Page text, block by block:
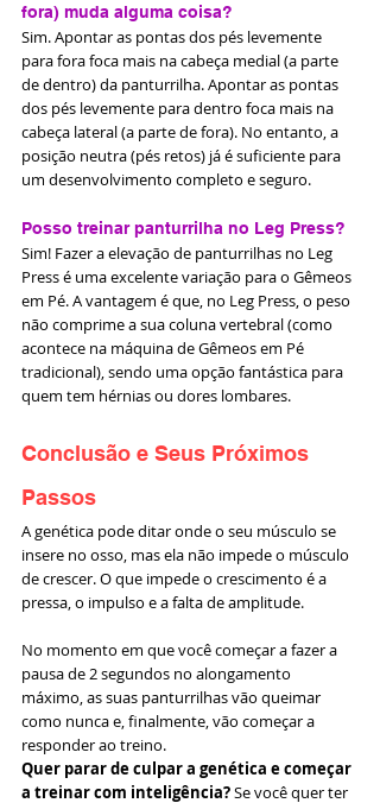
fora) muda alguma coisa?
Sim. Apontar as pontas dos pés levemente
para fora foca mais na cabeça medial (a parte
de dentro) da panturrilha. Apontar as pontas
dos pés levemente para dentro foca mais na
cabeça lateral (a parte de fora). No entanto, a
posição neutra (pés retos) já é suficiente para
um desenvolvimento completo e seguro.
Posso treinar panturrilha no Leg Press?
Sim! Fazer a elevação de panturrilhas no Leg
Press é uma excelente variação para o Gêmeos
em Pé. A vantagem é que, no Leg Press, o peso
não comprime a sua coluna vertebral (como
acontece na máquina de Gêmeos em Pé
tradicional), sendo uma opção fantástica para
quem tem hérnias ou dores lombares.
Conclusão e Seus Próximos
Passos
A genética pode ditar onde o seu músculo se
insere no osso, mas ela não impede o músculo
de crescer. O que impede o crescimento é a
pressa, o impulso e a falta de amplitude.
No momento em que você começar a fazer a
pausa de 2 segundos no alongamento
máximo, as suas panturrilhas vão queimar
como nunca e, finalmente, vão começar a
responder ao treino.
Quer parar de culpar a genética e começar
a treinar com inteligência? Se você quer ter